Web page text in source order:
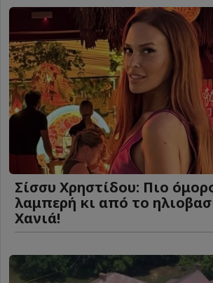
Σίσσυ Χρηστίδου: Πιο
λαμπερή κι από το
Χανιά!